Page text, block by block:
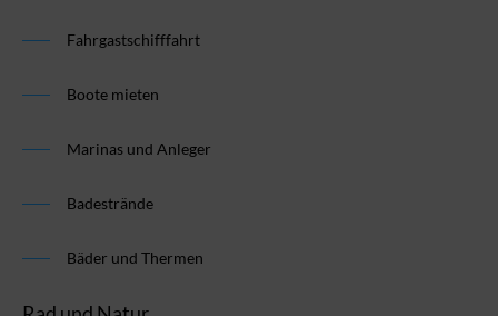
Fahrgastschifffahrt
Boote mieten
Marinas und Anleger
Badestrände
Bäder und Thermen